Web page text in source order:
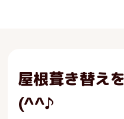
屋根葺き替え
(^^♪